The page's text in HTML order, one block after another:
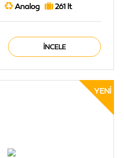
Analog 261 lt
İNCELE
YENI